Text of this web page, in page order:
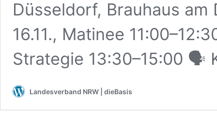
Düsseldorf, Brauhaus
16.11., Matinee
Strategie 13:30–15:00 🗣
Landesverband NRW | dieBasis